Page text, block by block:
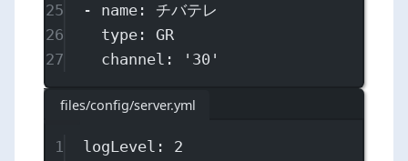
25
- name : チバテレ
26
type : GR
27
channel : '30'
files/config/server.yml
1 logLevel : 2